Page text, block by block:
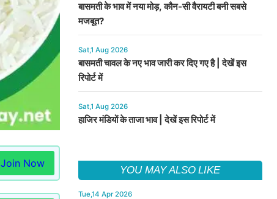
Join Now
बासमती के भाव में नया मोड़, कौन-सी वैरायटी बनी सबसे
मजबूत?
Sat,1 Aug 2026
बासमती चावल के नए भाव जारी कर दिए गए है | देखें इस
रिपोर्ट में
Sat,1 Aug 2026
हाजिर मंडियों के ताजा भाव | देखें इस रिपोर्ट में
YOU MAY ALSO LIKE
Tue,14 Apr 2026